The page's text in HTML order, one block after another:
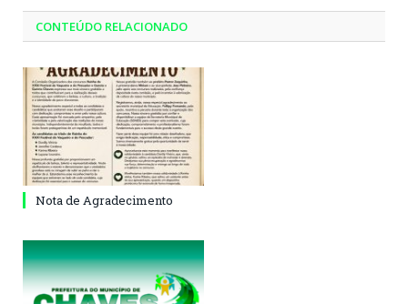
CONTEÚDO RELACIONADO
Nota de Agradecimento